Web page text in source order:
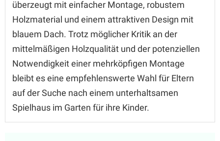
überzeugt mit einfacher Montage, robustem
Holzmaterial und einem attraktiven Design mit
blauem Dach. Trotz möglicher Kritik an der
mittelmäßigen Holzqualität und der potenziellen
Notwendigkeit einer mehrköpfigen Montage
bleibt es eine empfehlenswerte Wahl für Eltern
auf der Suche nach einem unterhaltsamen
Spielhaus im Garten für ihre Kinder.